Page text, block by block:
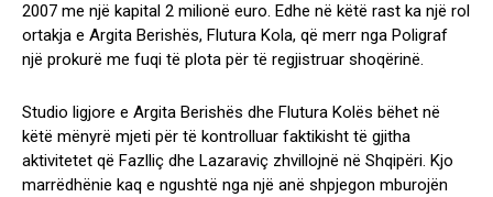
2007 me një kapital 2 milionë euro. Edhe në këtë rast ka një rol
ortakja e Argita Berishës, Flutura Kola, që merr nga Poligraf
një prokurë me fuqi të plota për të regjistruar shoqërinë.
Studio ligjore e Argita Berishës dhe Flutura Kolës bëhet në
këtë mënyrë mjeti për të kontrolluar faktikisht të gjitha
aktivitetet që Fazlliç dhe Lazaraviç zhvillojnë në Shqipëri. Kjo
marrëdhënie kaq e ngushtë nga një anë shpjegon mburojën